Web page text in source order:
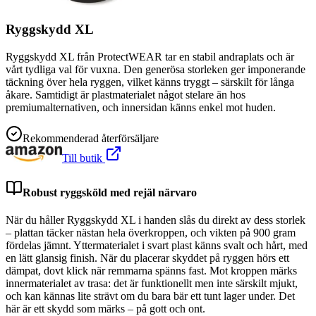
Ryggskydd XL
Ryggskydd XL från ProtectWEAR tar en stabil andraplats och är
vårt tydliga val för vuxna. Den generösa storleken ger imponerande
täckning över hela ryggen, vilket känns tryggt – särskilt för långa
åkare. Samtidigt är plastmaterialet något stelare än hos
premiumalternativen, och innersidan känns enkel mot huden.
Rekommenderad återförsäljare
Till butik
Robust ryggsköld med rejäl närvaro
När du håller Ryggskydd XL i handen slås du direkt av dess storlek
– plattan täcker nästan hela överkroppen, och vikten på 900 gram
fördelas jämnt. Yttermaterialet i svart plast känns svalt och hårt, med
en lätt glansig finish. När du placerar skyddet på ryggen hörs ett
dämpat, dovt klick när remmarna spänns fast. Mot kroppen märks
innermaterialet av trasa: det är funktionellt men inte särskilt mjukt,
och kan kännas lite strävt om du bara bär ett tunt lager under. Det
här är ett skydd som märks – på gott och ont.